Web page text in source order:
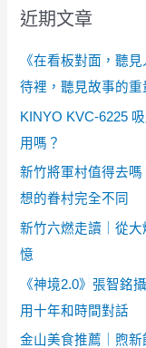
近期文章
《在看板對面，聽
待裡，聽見故事的重
KINYO KVC-6225
用嗎？
新竹將軍村值得去
想的眷村完全不同
新竹六燃走讀｜從
憶
《神境2.0》張智銘
用十年和時間對話
金山美食推薦｜煦